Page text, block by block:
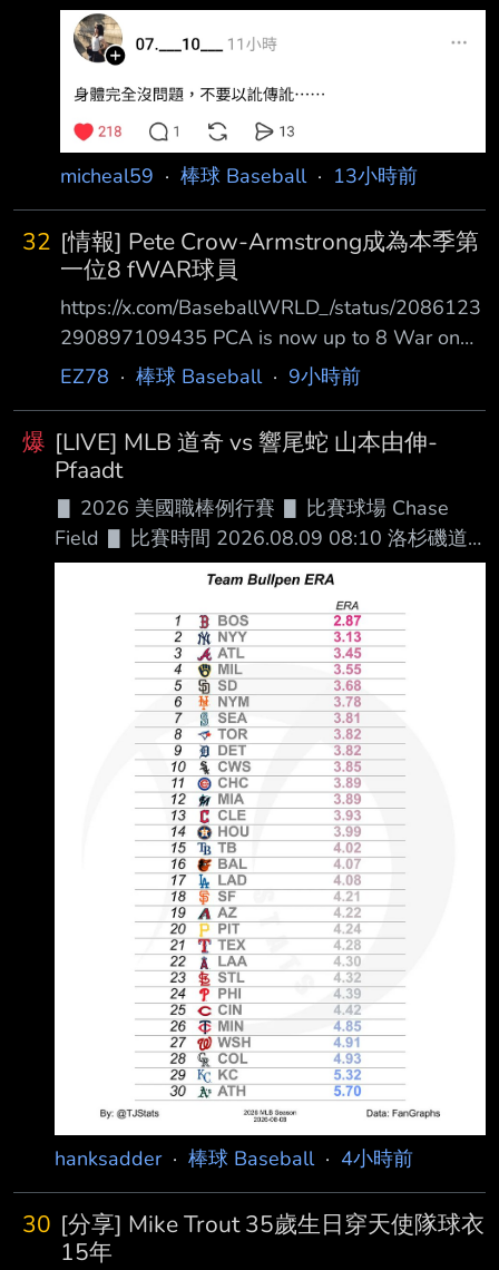
球迷們： 從球員開始到投入棒球轉播，一直是
我生命中非常熱愛的一部分。 經過一段時間的
劃，我將於即日起暫時告 別富邦悍將主場賽事
的賽事轉播工作。 這十年以來，非常感謝球
團、轉播團隊夥伴們的協助，以及廣大悍將球迷
的準備資料、賽事中專業分析與球員的交流，都
是我極為珍 貴的經歷。 雖然暫
micheal59 · 棒球 Baseball· 13小時前
32 [情報] Pete Crow-Armstrong成為本季第
一位8 fWAR球員
https://x.com/BaseballWRLD_/status/2086123
290897109435 PCA is now up to 8 War on
the season No other player has even reached
reached 6. PCA現在本季已經有8 fWAR了 沒有
其他球員達到7 fWAR以上 且沒有任何其他野手
能達到6 fWAR https://www.fangraphs.co
EZ78 · 棒球 Baseball· 9小時前
爆 [LIVE] MLB 道奇 vs 響尾蛇 山本由伸-
Pfaadt
▋ 2026 美國職棒例行賽 ▋ 比賽球場 Chase
Field ▋ 比賽時間 2026.08.09 08:10 洛杉磯道
奇 █ AVG OBP SLG OPS HR RBI SB BB １.大谷
翔平 (L) DH .296 .400 .552 .952 26 70 6 69
２.Andy Pages (R) CF .268 .333 .457 .790 19
75 10 40 ３.Freddie Freeman (L) 1B .307 .381
.480 .861 15 55 5 51 ４.Max M
hanksadder· 棒球 Baseball· 4小時前
30 [分享] Mike Trout 35歲生日穿天使隊球衣
15年